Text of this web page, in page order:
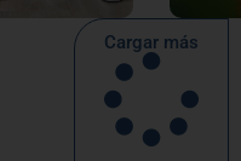
Cargar más